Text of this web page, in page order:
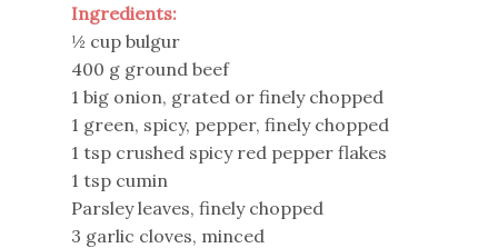
Ingredients:
½ cup bulgur
400 g ground beef
1 big onion, grated or finely chopped
1 green, spicy, pepper, finely chopped
1 tsp crushed spicy red pepper flakes
1 tsp cumin
Parsley leaves, finely chopped
3 garlic cloves, minced